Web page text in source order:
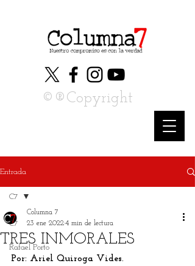
©®Copyright
Entrada
C7
Rafael Porto
C7
TRES INMORALES
Columna 7
23 ene 20224 min de lectura
Por: Ariel Quiroga Vides.